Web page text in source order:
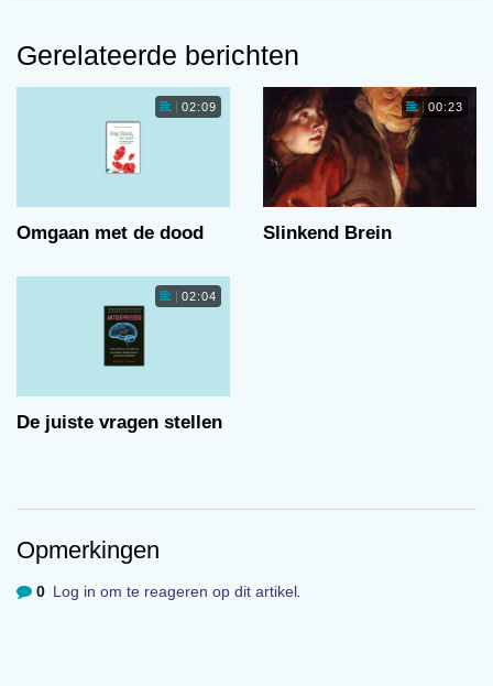
Gerelateerde berichten
02:09
Omgaan met de dood
00:23
Slinkend Brein
02:04
De juiste vragen stellen
Opmerkingen
0 Log in om te reageren op dit artikel.